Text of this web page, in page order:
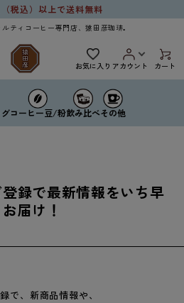
税込）以上で送料無料
ティコーヒー専門店、猿田彦珈琲。
お気に入り アカウント カート
コーヒー豆/粉飲み比べその他
録で最新情報をいち早
お届け！
で、新商品情報や、